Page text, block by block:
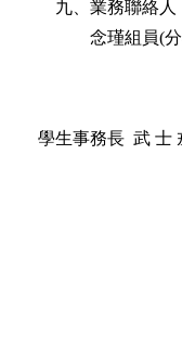
九、業務聯絡
念瑾組員(
學生事務長 武 士